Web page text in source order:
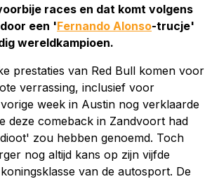
races en dat komt volgens
een 'Fernando Alonso-trucje'
wereldkampioen.
prestaties van Red Bull komen voor
verrassing, inclusief voor
week in Austin nog verklaarde
deze comeback in Zandvoort had
zou hebben genoemd. Toch
nog altijd kans op zijn vijfde
van de autosport. De